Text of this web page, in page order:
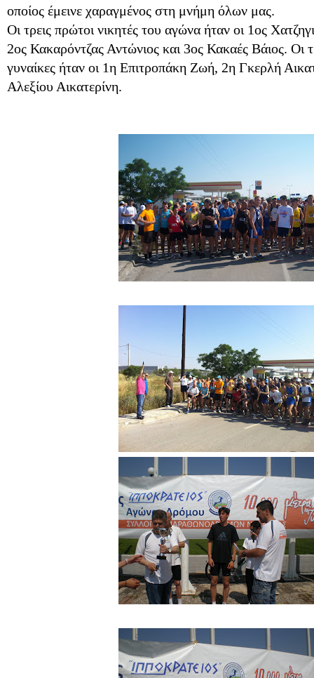
οποίος έμεινε χαραγμένος στη μνήμη όλων μας.
Οι τρεις πρώτοι νικητές του αγώνα ήταν οι 1ος
2ος Κακαρόντζας Αντώνιος και 3ος Κακαές Βάιος. Οι
γυναίκες ήταν οι 1η Επιτροπάκη Ζωή, 2η Γκερλή
Αλεξίου Αικατερίνη.